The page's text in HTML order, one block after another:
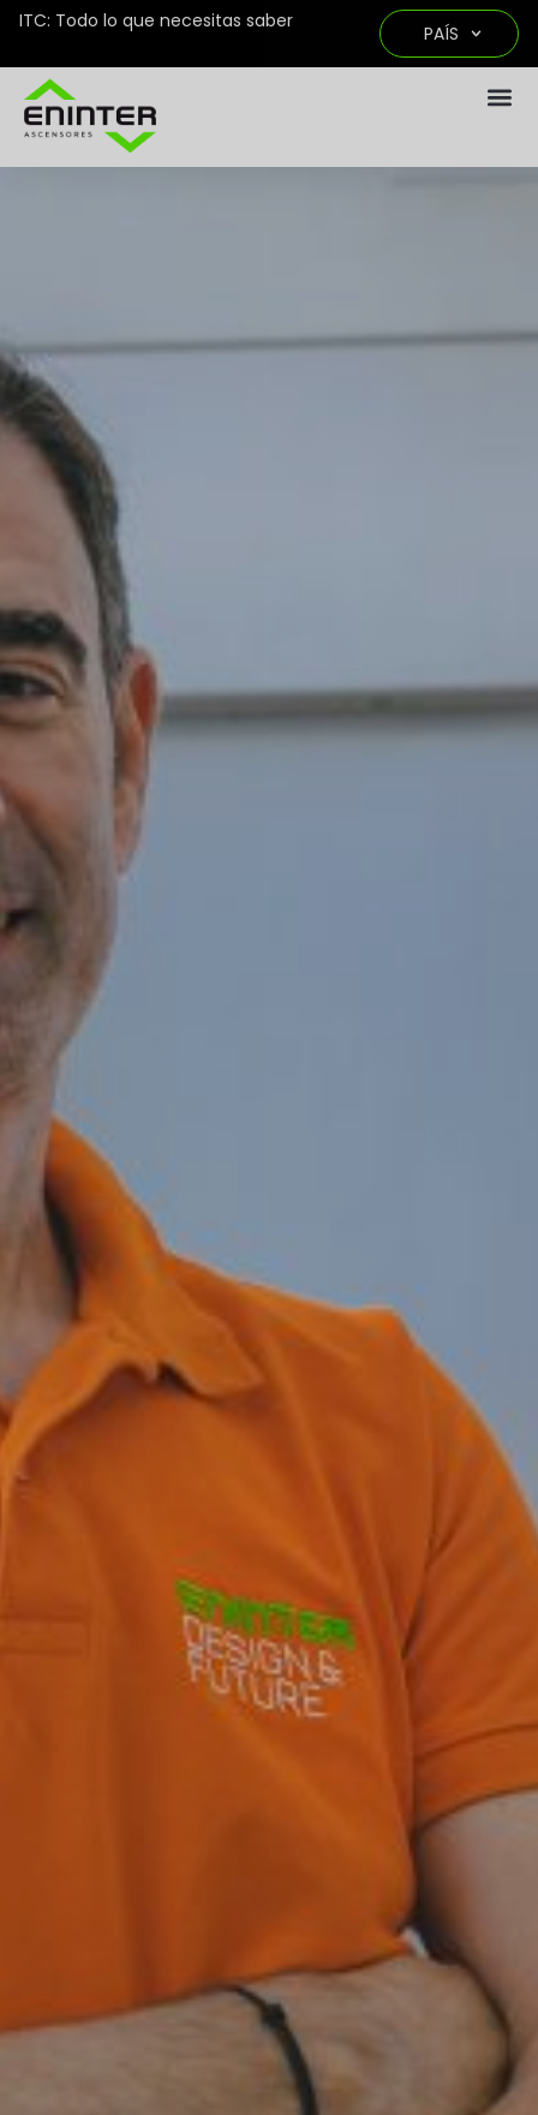
ITC: Todo lo que necesitas saber
PAÍS